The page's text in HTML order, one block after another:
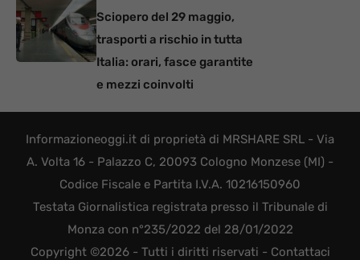
Sciopero del 29 maggio,
trasporti a rischio in tutta
Italia: orari, fasce garantite
e mezzi coinvolti
Informazioneoggi.it di proprietà di MRSHARE SRL - Via
A. Volta 16 - Palazzo C, 20093 Cologno Monzese (MI) -
Codice Fiscale e Partita I.V.A. 10216150960
Testata Giornalistica registrata presso il Tribunale di
Monza con n°235/2022 del 28/01/2022
Copyright ©2026 - Tutti i diritti riservati - Contattaci